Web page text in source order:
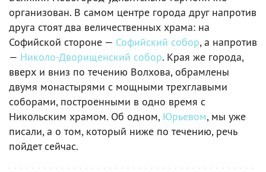
организован. В самом центре города друг напротив
друга стоят два величественных храма: на
Софийской стороне — Софийский собор, а напротив
— Николо-Дворищенский собор. Края же города,
вверх и вниз по течению Волхова, обрамлены
двумя монастырями с мощными трехглавыми
соборами, построенными в одно время с
Никольским храмом. Об одном, Юрьевом, мы уже
писали, а о том, который ниже по течению, речь
пойдет сейчас.